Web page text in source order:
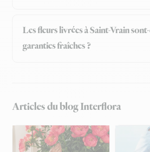
Les fleurs livrées à Saint-Vrain
garanties fraîches ?
Articles du blog Interflora